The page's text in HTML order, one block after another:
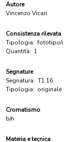
Autore
Vincenzo Vicari
Consistenza rilevata
Tipologia: fototipo/i
Quantità: 1
Segnature
Segnatura: T1 16
Tipologia: originale
Cromatismo
b/n
Materia e tecnica